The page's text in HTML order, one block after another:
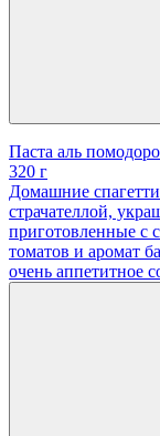
Паста аль
320 г
Домашние
страчателлой,
приготовленные с
томатов и аромат
очень аппетитное